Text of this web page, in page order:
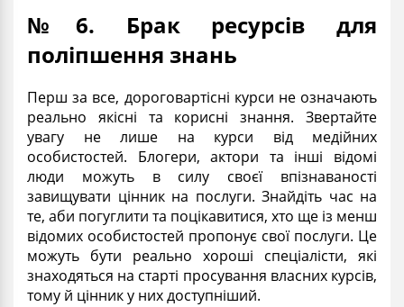
№6. Брак ресурсів для
поліпшення знань
Перш за все, дороговартісні курси не означають
реально якісні та корисні знання. Звертайте
увагу не лише на курси від медійних
особистостей. Блогери, актори та інші відомі
люди можуть в силу своєї впізнаваності
завищувати цінник на послуги. Знайдіть час на
те, аби погуглити та поцікавитися, хто ще із менш
відомих особистостей пропонує свої послуги. Це
можуть бути реально хороші спеціалісти, які
знаходяться на старті просування власних курсів,
тому й цінник у них доступніший.